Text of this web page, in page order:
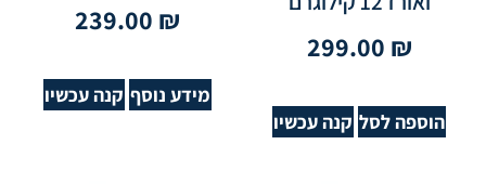
299.00 ₪
הוספה לסל קנה עכשיו
239.00 ₪
מידע נוסף קנה עכשיו